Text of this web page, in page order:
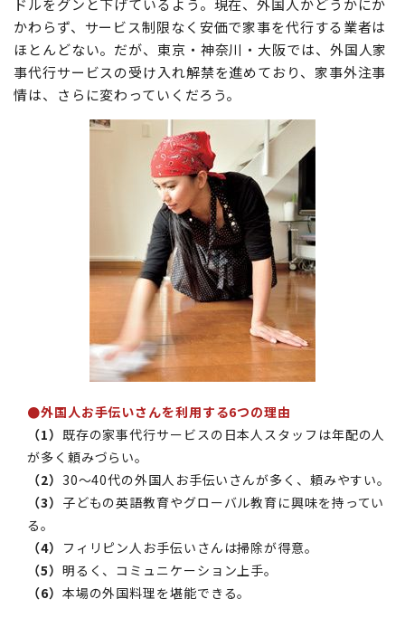
定に加え、プラスアルファの要素がある外国人お手伝いさ
んにお願いできることが、「家事を外注する」というハー
ドルをグンと下げているよう。現在、外国人かどうかにか
かわらず、サービス制限なく安価で家事を代行する業者は
ほとんどない。だが、東京・神奈川・大阪では、外国人家
事代行サービスの受け入れ解禁を進めており、家事外注事
情は、さらに変わっていくだろう。
●外国人お手伝いさんを利用する6つの理由
（1）
既存の家事代行サービスの日本人スタッフは年配の人
が多く頼みづらい。
（2）
30～40代の外国人お手伝いさんが多く、頼みやすい。
（3）
子どもの英語教育やグローバル教育に興味を持ってい
る。
（4）
フィリピン人お手伝いさんは掃除が得意。